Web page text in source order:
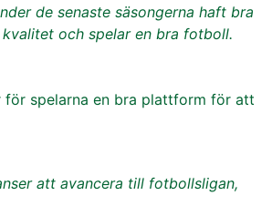
de senaste säsongerna haft bra
och spelar en bra fotboll.
för spelarna en bra plattform för att
att avancera till fotbollsligan,